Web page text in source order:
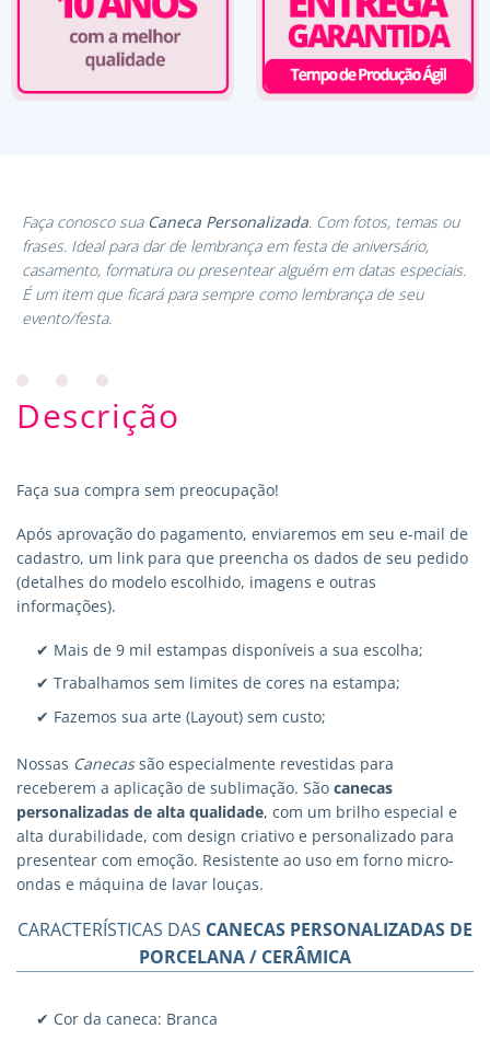
Faça conosco sua Caneca Personalizada . Com fotos, temas ou
frases. Ideal para dar de lembrança em festa de aniversário,
casamento, formatura ou presentear alguém em datas especiais.
É um item que ficará para sempre como lembrança de seu
evento/festa.
Descrição
Faça sua compra sem preocupação!
Após aprovação do pagamento, enviaremos em seu e-mail de
cadastro, um link para que preencha os dados de seu pedido
(detalhes do modelo escolhido, imagens e outras
informações).
✔ Mais de 9 mil estampas disponíveis a sua escolha;
✔ Trabalhamos sem limites de cores na estampa;
✔ Fazemos sua arte (Layout) sem custo;
Nossas Canecassão especialmente revestidas para
receberem a aplicação de sublimação. São canecas
personalizadas de alta qualidade, com um brilho especial e
alta durabilidade, com design criativo e personalizado para
presentear com emoção. Resistente ao uso em forno micro-
ondas e máquina de lavar louças.
CARACTERÍSTICAS DAS CANECAS PERSONALIZADAS DE
PORCELANA / CERÂMICA
✔ Cor da caneca: Branca